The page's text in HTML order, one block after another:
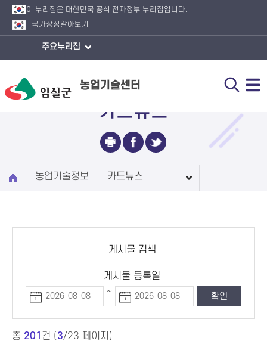
이 누리집은 대한민국 공식 전자정부 누리집입니다.
국가상징 알아보기
주요누리집
농업기술센터
카드뉴스
농업기술정보 카드뉴스
게시물 검색
게시물 등록일
~
총 201 건 ( 3/23 페이지)